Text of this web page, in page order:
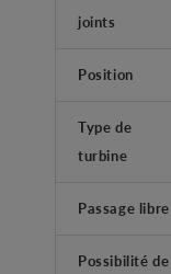
joints
Position
Type de
turbine
Passage libre
Possibilité de